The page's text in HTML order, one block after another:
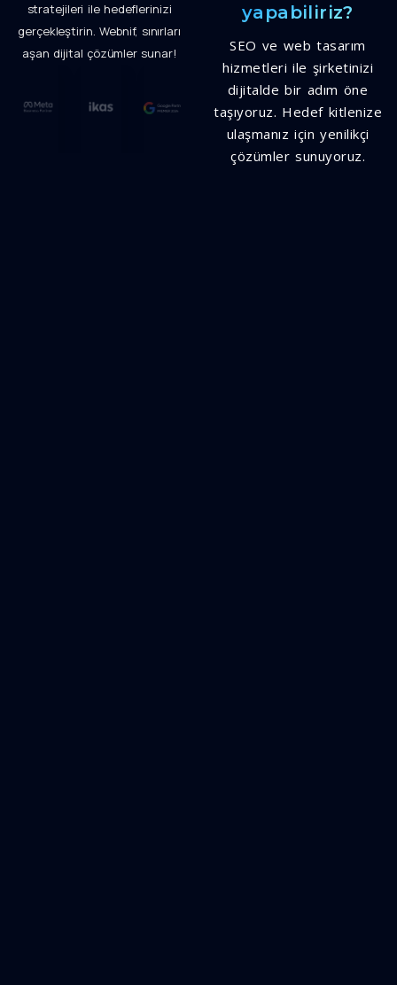
stratejileri ile hedeflerinizi
gerçekleştirin. Webnif, sınırları
aşan dijital çözümler sunar!
yapabiliriz?
SEO ve web tasarım
hizmetleri ile şirketinizi
dijitalde bir adım öne
taşıyoruz. Hedef kitlenize
ulaşmanız için yenilikçi
çözümler sunuyoruz.